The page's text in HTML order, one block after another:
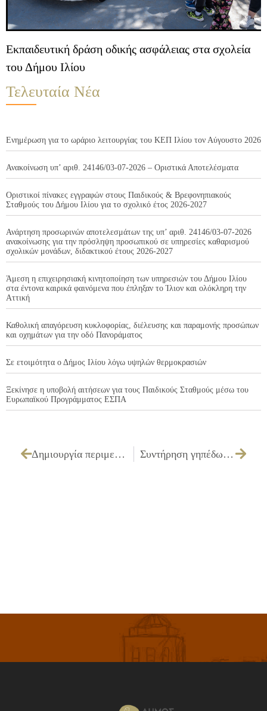
Εκπαιδευτική δράση οδικής ασφάλειας στα σχολεία
του Δήμου Ιλίου
Τελευταία Νέα
Ενημέρωση για το ωράριο λειτουργίας του ΚΕΠ Ιλίου τον Αύγουστο 2026
Ανακοίνωση υπ’ αριθ. 24146/03-07-2026 – Οριστικά Αποτελέσματα
Οριστικοί πίνακες εγγραφών στους Παιδικούς & Βρεφονηπιακούς
Σταθμούς του Δήμου Ιλίου για το σχολικό έτος 2026-2027
Ανάρτηση προσωρινών αποτελεσμάτων της υπ’ αριθ. 24146/03-07-2026
ανακοίνωσης για την πρόσληψη προσωπικού σε υπηρεσίες καθαρισμού
σχολικών μονάδων, διδακτικού έτους 2026-2027
Άμεση η επιχειρησιακή κινητοποίηση των υπηρεσιών του Δήμου Ιλίου
στα έντονα καιρικά φαινόμενα που έπληξαν το Ίλιον και ολόκληρη την
Αττική
Καθολική απαγόρευση κυκλοφορίας, διέλευσης και παραμονής προσώπων
και οχημάτων για την οδό Πανοράματος
Σε ετοιμότητα ο Δήμος Ιλίου λόγω υψηλών θερμοκρασιών
Ξεκίνησε η υποβολή αιτήσεων για τους Παιδικούς Σταθμούς μέσω του
Ευρωπαϊκού Προγράμματος ΕΣΠΑ
Δημιουργία περιμετρικής /ων ζώνης/ων πλάτους 10 μέτρων πέριξ οικισμού/ων η εντός πλησίον δασών και δασικών εκτάσεων υψηλής επικινδυνότητας για την εκδήλωση δασικών πυρκαγιών στο Δήμο Ιλίου Συντήρηση γηπέδων με συνθετικό χλοοτάπητα